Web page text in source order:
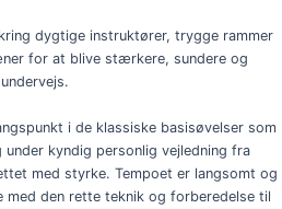
dygtige instruktører, trygge rammer
for at blive stærkere, sundere og
i de klassiske basisøvelser som
kyndig personlig vejledning fra
med styrke. Tempoet er langsomt og
den rette teknik og forberedelse til